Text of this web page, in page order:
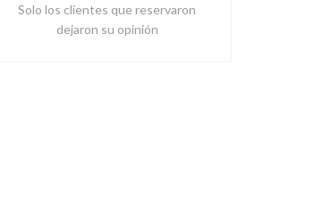
Solo los clientes que reservaron
dejaron su opinión